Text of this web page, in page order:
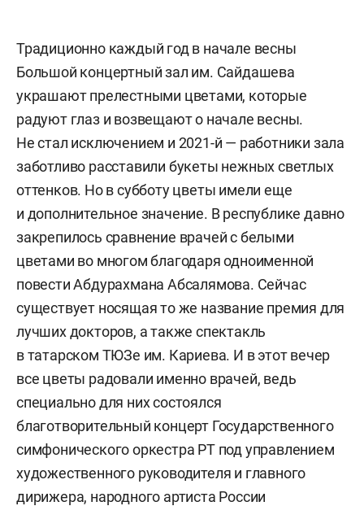
Традиционно каждый год в начале весны
Большой концертный зал им. Сайдашева
украшают прелестными цветами, которые
радуют глаз и возвещают о начале весны.
Не стал исключением и 2021-й — работники зала
заботливо расставили букеты нежных светлых
оттенков. Но в субботу цветы имели еще
и дополнительное значение. В республике давно
закрепилось сравнение врачей с белыми
цветами во многом благодаря одноименной
повести Абдурахмана Абсалямова. Сейчас
существует носящая то же название премия для
лучших докторов, а также спектакль
в татарском ТЮЗе им. Кариева. И в этот вечер
все цветы радовали именно врачей, ведь
специально для них состоялся
благотворительный концерт Государственного
симфонического оркестра РТ под управлением
художественного руководителя и главного
дирижера, народного артиста России